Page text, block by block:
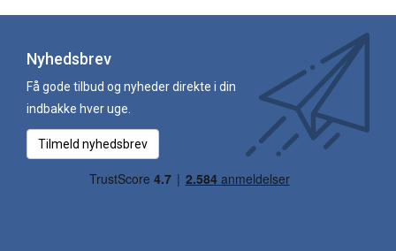
Nyhedsbrev
Få gode tilbud og nyheder direkte i din
indbakke hver uge.
Tilmeld nyhedsbrev